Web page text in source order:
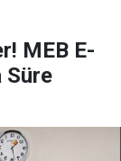
MEB E-
Süre